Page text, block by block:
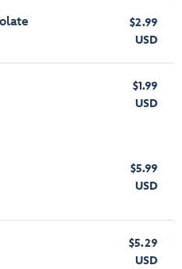
$2.99
USD
$1.99
USD
$5.99
USD
$5.29
USD